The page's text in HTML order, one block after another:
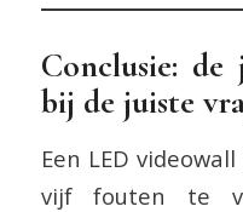
Conclusie:
bij de juiste
Een LED
vijf fouten te